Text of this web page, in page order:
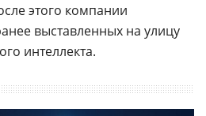
этого компании
выставленных на улицу
интеллекта.